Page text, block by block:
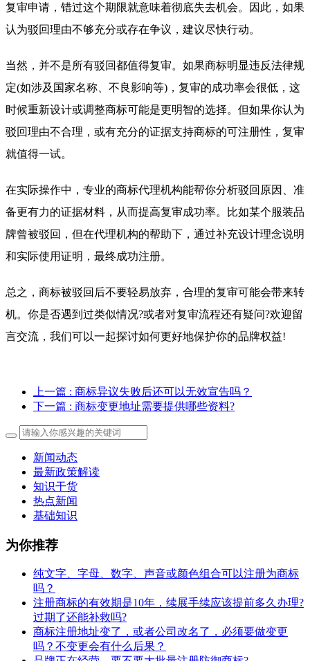
复审申请，错过这个期限就意味着彻底失去机会。因此，如果
认为驳回理由不够充分或存在争议，建议尽快行动。
当然，并不是所有驳回都值得复审。如果商标明显违反法律规
定(如涉及国家名称、不良影响等)，复审的成功率会很低，这
时候重新设计或调整商标可能是更明智的选择。但如果你认为
驳回理由不合理，或有充分的证据支持商标的可注册性，复审
就值得一试。
在实际操作中，专业的商标代理机构能帮你分析驳回原因、准
备更有力的证据材料，从而提高复审成功率。比如某个服装品
牌曾被驳回，但在代理机构的帮助下，通过补充设计理念说明
和实际使用证明，最终成功注册。
总之，商标被驳回后不要轻易放弃，合理的复审可能会带来转
机。你是否遇到过类似情况?或者对复审流程还有疑问?欢迎留
言交流，我们可以一起探讨如何更好地保护你的品牌权益!
上一篇 : 商标异议失败后还可以无效宣告吗？
下一篇 : 商标变更地址需要提供哪些资料?
新闻动态
最新政策解读
知识干货
热点新闻
基础知识
为你推荐
纯文字、字母、数字、声音或颜色组合可以注册为商标
吗？
注册商标的有效期是10年，续展手续应该提前多久办理?
过期了还能补救吗?
商标注册地址变了，或者公司改名了，必须要做变更
吗？不变更会有什么后果？